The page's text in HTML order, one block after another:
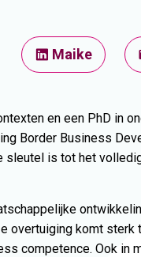
Maike
en een PhD in
Border Business
is tot het
overtuiging komt
competence. Ook in